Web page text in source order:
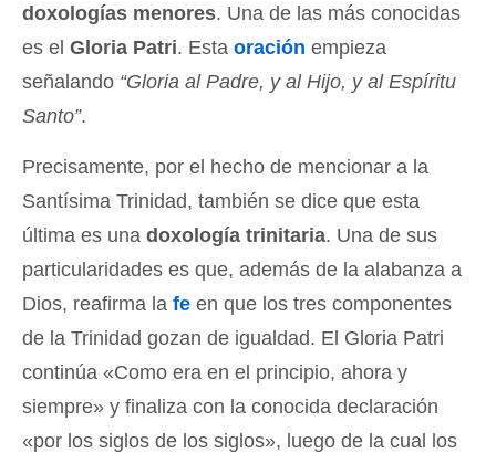
doxologías menores. Una de las más conocidas
es el Gloria Patri. Esta oración empieza
señalando “Gloria al Padre, y al Hijo, y al Espíritu
Santo”.
Precisamente, por el hecho de mencionar a la
Santísima Trinidad, también se dice que esta
última es una doxología trinitaria. Una de sus
particularidades es que, además de la alabanza a
Dios, reafirma la fe en que los tres componentes
de la Trinidad gozan de igualdad. El Gloria Patri
continúa «Como era en el principio, ahora y
siempre» y finaliza con la conocida declaración
«por los siglos de los siglos», luego de la cual los